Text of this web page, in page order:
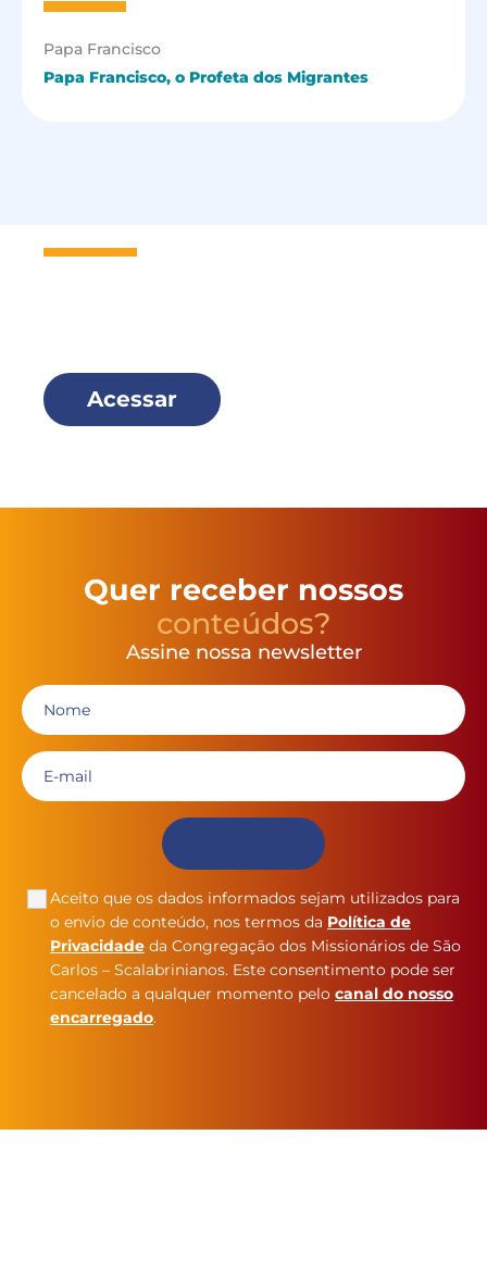
Papa Francisco
Papa Francisco, o Profeta dos Migrantes
Acessar
Quer receber nossos
conteúdos?
Assine nossa newsletter
Aceito que os dados informados sejam utilizados para
o envio de conteúdo, nos termos da Política de
Privacidade da Congregação dos Missionários de São
Carlos – Scalabrinianos. Este consentimento pode ser
cancelado a qualquer momento pelo canal do nosso
encarregado.